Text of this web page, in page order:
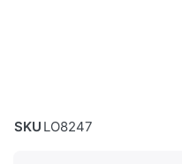
SKU LO8247